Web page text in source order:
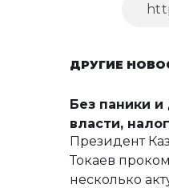
ДРУГИЕ
Без паники
власти,
Президент
Токаев
несколько